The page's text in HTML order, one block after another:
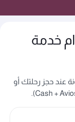
خدمة
عند حجز رحلتك أو